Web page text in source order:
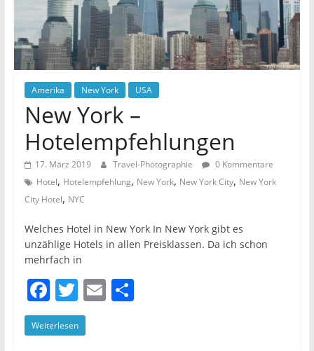
Amerika New York USA
New York –
Hotelempfehlungen
17. März 2019 Travel-Photographie
0 Kommentare
Hotel, Hotelempfehlung, New York, New York City, New York
City Hotel, NYC
Welches Hotel in New York In New York gibt es
unzählige Hotels in allen Preisklassen. Da ich schon
mehrfach in
F
a
c
T
w
itt
E T
Weiterlesen